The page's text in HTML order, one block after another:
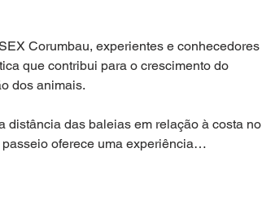
Corumbau, experientes e conhecedores
que contribui para o crescimento do
dos animais.
distância das baleias em relação à costa no
passeio oferece uma experiência…